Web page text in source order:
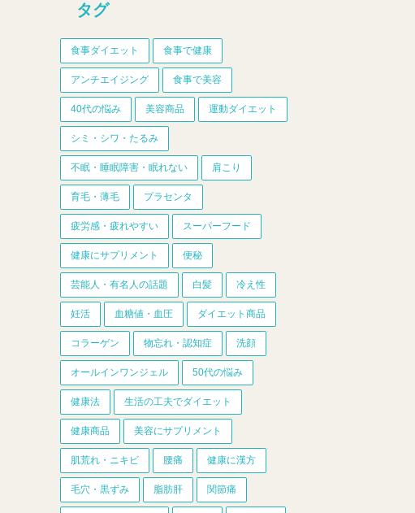
タグ
食事ダイエット 食事で健康
アンチエイジング 食事で美容
40代の悩み 美容商品 運動ダイエット
シミ・シワ・たるみ
不眠・睡眠障害・眠れない 肩こり
育毛・薄毛 プラセンタ
疲労感・疲れやすい スーパーフード
健康にサプリメント 便秘
芸能人・有名人の話題 白髪 冷え性
妊活 血糖値・血圧 ダイエット商品
コラーゲン 物忘れ・認知症 洗顔
オールインワンジェル 50代の悩み
健康法 生活の工夫でダイエット
健康商品 美容にサプリメント
肌荒れ・ニキビ 腰痛 健康に漢方
毛穴・黒ずみ 脂肪肝 関節痛